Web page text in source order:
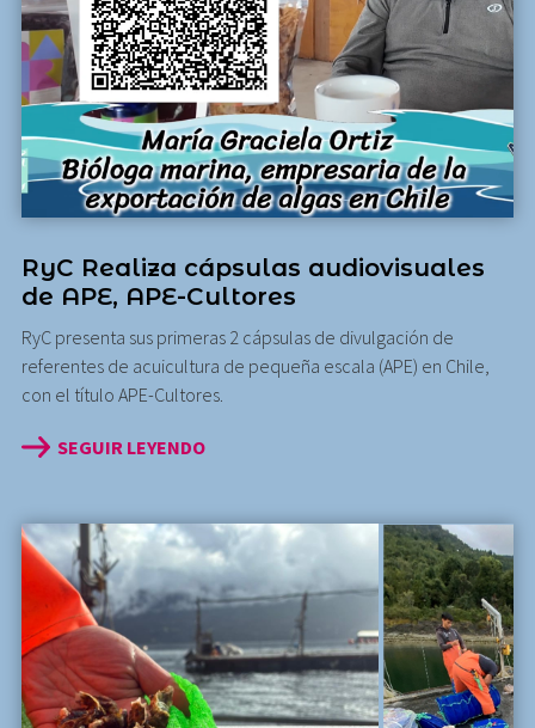
RyC Realiza cápsulas audiovisuales
de APE, APE-Cultores
RyC presenta sus primeras 2 cápsulas de divulgación de
referentes de acuicultura de pequeña escala (APE) en Chile,
con el título APE-Cultores.
SEGUIR LEYENDO